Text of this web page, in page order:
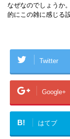
なぜなのでしょうか
的にこの雑に感じる
Twitter
Google+
B! はてブ